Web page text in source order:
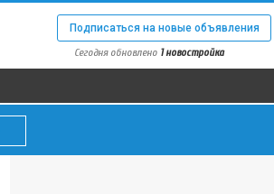
Подписаться на новые объявления
Сегодня обновлено 1 новостройка